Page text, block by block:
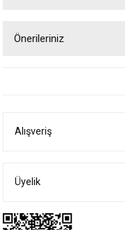
Önerileriniz
Ürün bilgilerinde hatalar
Bu ürüne benzer farklı
Alışveriş
Üyelik